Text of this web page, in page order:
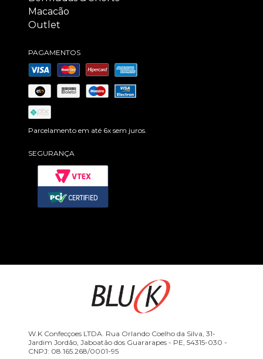
Macacão
Outlet
PAGAMENTOS
Parcelamento em até 6x sem juros.
SEGURANÇA
W.K Confecçoes LTDA. Rua Orlando Coelho da Silva, 31-
Jardim Jordão, Jaboatão dos Guararapes - PE, 54315-030 -
CNPJ: 08.165.268/0001-95